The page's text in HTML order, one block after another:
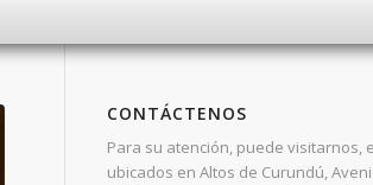
CONTÁCTENOS
Para su atención, puede visitarnos,
ubicados en Altos de Curundú,